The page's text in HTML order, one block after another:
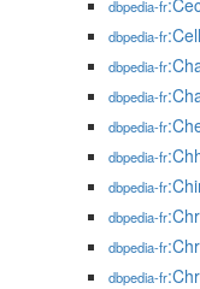
dbpedia-fr
dbpedia-fr
dbpedia-fr
dbpedia-fr
dbpedia-fr
dbpedia-fr
dbpedia-fr
dbpedia-fr
dbpedia-fr
dbpedia-fr